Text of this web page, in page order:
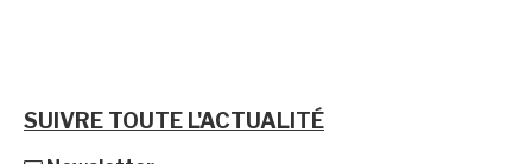
SUIVRE TOUTE L'ACTUALITÉ